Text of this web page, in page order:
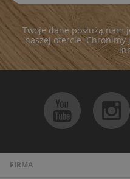
Twoje dane posłużą
naszej ofercie.
FIRMA